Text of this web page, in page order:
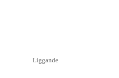
Liggande